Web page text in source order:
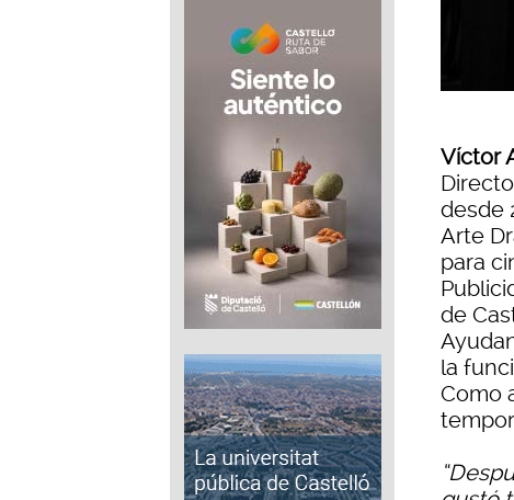
Víctor
desde
Arte
para
de
la
Como